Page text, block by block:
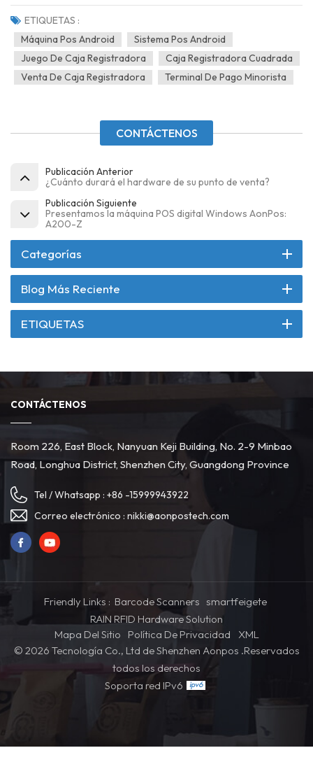
ETIQUETAS :
Máquina Pos Android
Sistema Pos Android
Juego De Caja Registradora
Caja Registradora Cuadrada
Venta De Caja Registradora
Terminal De Pago Minorista
CONTÁCTENOS
Publicación Anterior
¿Cuánto durará el hardware de su punto de venta?
Publicación Siguiente
Presentamos la máquina POS digital Windows AonPos:
A200-Z
Categorías
Blog Más Reciente
ETIQUETAS
CONTÁCTENOS
Room 226, East Block, Nanyuan Keji Building, No. 2-9 Minbao
Road, Longhua District, Shenzhen City, Guangdong Province
Tel / Whatsapp : +86 -15999943922
Correo electrónico : nikki@aonpostech.com
Friendly Links : Barcode Scanners smartfeigete
RAIN RFID Hardware Solution
Mapa Del Sitio
Política De Privacidad
XML
© 2026 Tecnología Co., Ltd de Shenzhen Aonpos .Reservados
todos los derechos
Soporta red IPv6